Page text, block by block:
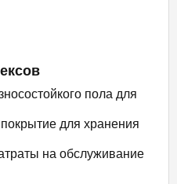
пола для
для хранения
на обслуживание